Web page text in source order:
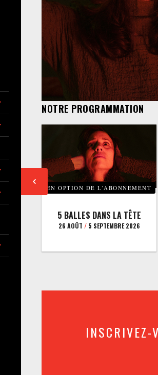
NOTRE PROGRAMMATION
EN OPTION DE L’ABONNEMENT
5 BALLES DANS LA TÊTE
26 AOÛT /5 SEPTEMBRE 2026
INSCRIVEZ-